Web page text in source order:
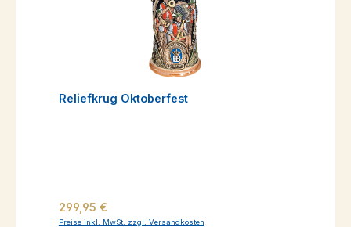
Reliefkrug Oktoberfest
Regulärer Preis:
299,95 €
Preise inkl. MwSt. zzgl. Versandkosten